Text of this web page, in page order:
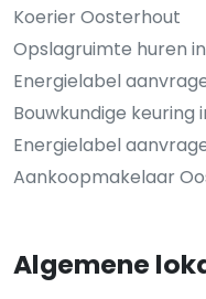
Koerier Oosterhout
Opslagruimte huren
Energielabel
Bouwkundige keuring
Energielabel
Aankoopmakelaar
Algemene